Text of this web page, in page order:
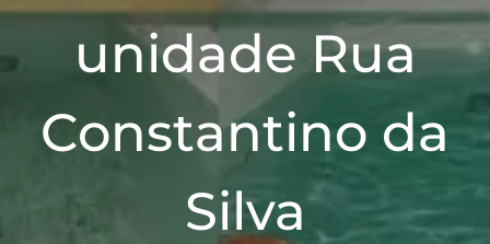
unidade Rua
Constantino da
Silva